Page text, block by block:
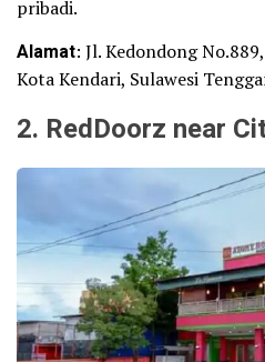
pribadi.
Alamat: Jl. Kedondong
Kota Kendari, Sulawesi
2. RedDoorz near